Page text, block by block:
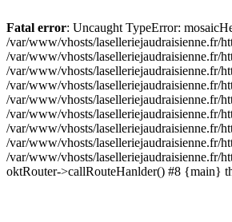
Fatal error: Uncaught TypeError:
/var/www/vhosts/laselleriejaudraisienne.fr/
/var/www/vhosts/laselleriejaudraisienne.fr/
/var/www/vhosts/laselleriejaudraisienne.fr/
/var/www/vhosts/laselleriejaudraisienne.fr/
/var/www/vhosts/laselleriejaudraisienne.fr/
/var/www/vhosts/laselleriejaudraisienne.fr/
/var/www/vhosts/laselleriejaudraisienne.fr/
/var/www/vhosts/laselleriejaudraisienne.fr/
/var/www/vhosts/laselleriejaudraisienne.fr/
oktRouter->callRouteHanlder() #8 {main}